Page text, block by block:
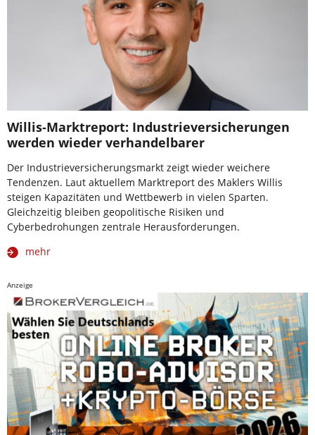
Willis-Marktreport: Industrieversicherungen
werden wieder verhandelbarer
Der Industrieversicherungsmarkt zeigt wieder weichere
Tendenzen. Laut aktuellem Marktreport des Maklers Willis
steigen Kapazitäten und Wettbewerb in vielen Sparten.
Gleichzeitig bleiben geopolitische Risiken und
Cyberbedrohungen zentrale Herausforderungen.
mehr
Anzeige